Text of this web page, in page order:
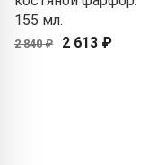
155 мл.
2 840 ₽ 2 613 ₽